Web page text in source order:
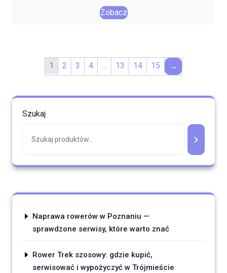
Zobacz
1 2 3 4 … 13 14 15 →
Szukaj
Naprawa rowerów w Poznaniu —
sprawdzone serwisy, które warto znać
Rower Trek szosowy: gdzie kupić,
serwisować i wypożyczyć w Trójmieście